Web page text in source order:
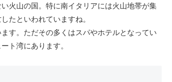
火山の国。特に南イタリアには火山地帯が集
たといわれていますね。
す。ただその多くはスパやホテルとなってい
ト湾にあります。